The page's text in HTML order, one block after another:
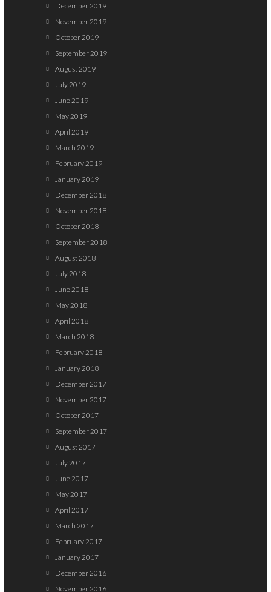
December 2019
November 2019
October 2019
September 2019
August 2019
July 2019
June 2019
May 2019
April 2019
March 2019
February 2019
January 2019
December 2018
November 2018
October 2018
September 2018
August 2018
July 2018
June 2018
May 2018
April 2018
March 2018
February 2018
January 2018
December 2017
November 2017
October 2017
September 2017
August 2017
July 2017
June 2017
May 2017
April 2017
March 2017
February 2017
January 2017
December 2016
November 2016